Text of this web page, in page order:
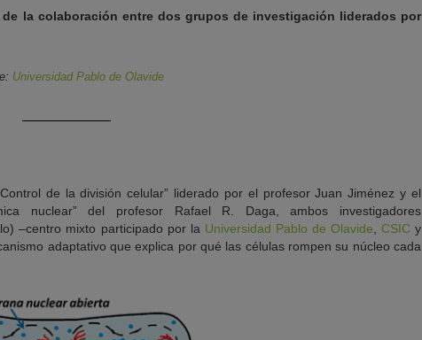
la colaboración entre dos grupos de investigación liderados por
Universidad Pablo de Olavide
de la división celular” liderado por el profesor Juan Jiménez y el
nuclear” del profesor Rafael R. Daga, ambos investigadores
–centro mixto participado por la Universidad Pablo de Olavide CSICy
adaptativo que explica por qué las células rompen su núcleo cada